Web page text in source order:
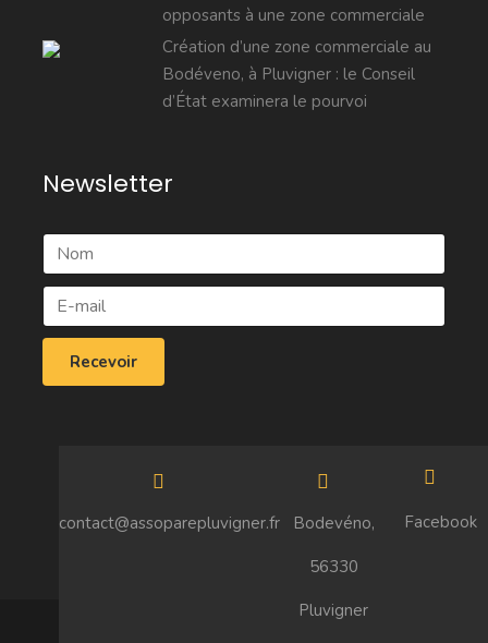
opposants à une zone commerciale
Création d’une zone commerciale au
Bodéveno, à Pluvigner : le Conseil
d’État examinera le pourvoi
Newsletter
contact@assoparepluvigner.fr
Bodevéno,
56330
Pluvigner
Facebook